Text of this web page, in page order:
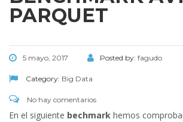
PARQUET
5 mayo, 2017 Posted by: fagudo
Category: Big Data
No hay comentarios
En el siguiente bechmark hemos